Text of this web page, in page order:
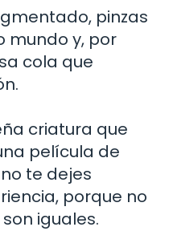
pinzas
mundo y, por
cola que
criatura que
película de
te dejes
porque no
iguales.